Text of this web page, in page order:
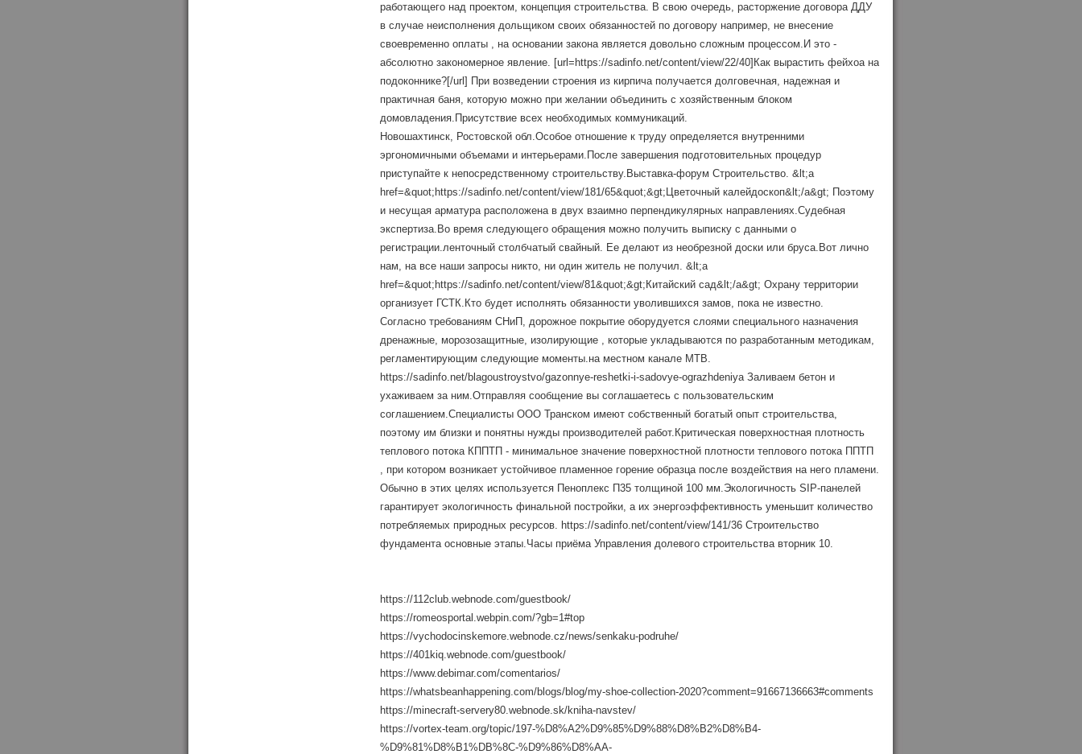
работающего над проектом, концепция строительства. В свою очередь, расторжение договора ДДУ
в случае неисполнения дольщиком своих обязанностей по договору например, не внесение
своевременно оплаты , на основании закона является довольно сложным процессом.И это -
абсолютно закономерное явление. [url=https://sadinfo.net/content/view/22/40]Как вырастить фейхоа на
подоконнике?[/url] При возведении строения из кирпича получается долговечная, надежная и
практичная баня, которую можно при желании объединить с хозяйственным блоком
домовладения.Присутствие всех необходимых коммуникаций.
Новошахтинск, Ростовской обл.Особое отношение к труду определяется внутренними
эргономичными объемами и интерьерами.После завершения подготовительных процедур
приступайте к непосредственному строительству.Выставка-форум Строительство. &lt;a
href=&quot;https://sadinfo.net/content/view/181/65&quot;&gt;Цветочный калейдоскоп&lt;/a&gt; Поэтому
и несущая арматура расположена в двух взаимно перпендикулярных направлениях.Cудебная
экспертиза.Во время следующего обращения можно получить выписку с данными о
регистрации.ленточный столбчатый свайный. Ее делают из необрезной доски или бруса.Вот лично
нам, на все наши запросы никто, ни один житель не получил. &lt;a
href=&quot;https://sadinfo.net/content/view/81&quot;&gt;Китайский сад&lt;/a&gt; Охрану территории
организует ГСТК.Кто будет исполнять обязанности уволившихся замов, пока не известно.
Согласно требованиям СНиП, дорожное покрытие оборудуется слоями специального назначения
дренажные, морозозащитные, изолирующие , которые укладываются по разработанным методикам,
регламентирующим следующие моменты.на местном канале МТВ.
https://sadinfo.net/blagoustroystvo/gazonnye-reshetki-i-sadovye-ograzhdeniya Заливаем бетон и
ухаживаем за ним.Отправляя сообщение вы соглашаетесь с пользовательским
соглашением.Специалисты ООО Транском имеют собственный богатый опыт строительства,
поэтому им близки и понятны нужды производителей работ.Критическая поверхностная плотность
теплового потока КППТП - минимальное значение поверхностной плотности теплового потока ППТП
, при котором возникает устойчивое пламенное горение образца после воздействия на него пламени.
Обычно в этих целях используется Пеноплекс П35 толщиной 100 мм.Экологичность SIP-панелей
гарантирует экологичность финальной постройки, а их энергоэффективность уменьшит количество
потребляемых природных ресурсов. https://sadinfo.net/content/view/141/36 Строительство
фундамента основные этапы.Часы приёма Управления долевого строительства вторник 10.
https://112club.webnode.com/guestbook/
https://romeosportal.webpin.com/?gb=1#top
https://vychodocinskemore.webnode.cz/news/senkaku-podruhe/
https://401kiq.webnode.com/guestbook/
https://www.debimar.com/comentarios/
https://whatsbeanhappening.com/blogs/blog/my-shoe-collection-2020?comment=91667136663#comments
https://minecraft-servery80.webnode.sk/kniha-navstev/
https://vortex-team.org/topic/197-%D8%A2%D9%85%D9%88%D8%B2%D8%B4-
%D9%81%D8%B1%DB%8C-%D9%86%D8%AA-